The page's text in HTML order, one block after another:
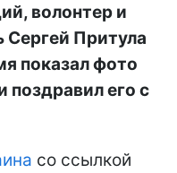
волонтер и
Притула
показал фото
его с
со ссылкой